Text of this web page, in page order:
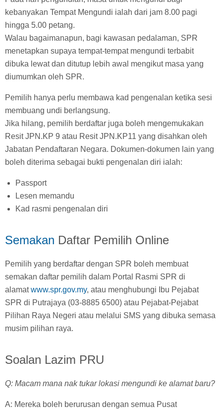
kebanyakan Tempat Mengundi ialah dari jam 8.00 pagi
hingga 5.00 petang.
Walau bagaimanapun, bagi kawasan pedalaman, SPR
menetapkan supaya tempat-tempat mengundi terbabit
dibuka lewat dan ditutup lebih awal mengikut masa yang
diumumkan oleh SPR.
Pemilih hanya perlu membawa kad pengenalan ketika sesi
membuang undi berlangsung.
Jika hilang, pemilih berdaftar juga boleh mengemukakan
Resit JPN.KP 9 atau Resit JPN.KP11 yang disahkan oleh
Jabatan Pendaftaran Negara. Dokumen-dokumen lain yang
boleh diterima sebagai bukti pengenalan diri ialah:
Passport
Lesen memandu
Kad rasmi pengenalan diri
Semakan Daftar Pemilih Online
Pemilih yang berdaftar dengan SPR boleh membuat
semakan daftar pemilih dalam Portal Rasmi SPR di
alamatwww.spr.gov.my, atau menghubungi Ibu Pejabat
SPR di Putrajaya (03-8885 6500) atau Pejabat-Pejabat
Pilihan Raya Negeri atau melalui SMS yang dibuka semasa
musim pilihan raya.
Soalan Lazim PRU
Q: Macam mana nak tukar lokasi mengundi ke alamat baru?
A: Mereka boleh berurusan dengan semua Pusat